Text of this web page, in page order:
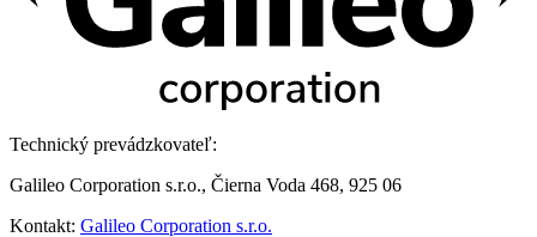
Technický prevádzkovateľ:
Galileo Corporation s.r.o., Čierna Voda 468, 925 06
Kontakt: Galileo Corporation s.r.o.